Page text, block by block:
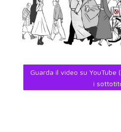
Guarda il video su YouTube
i